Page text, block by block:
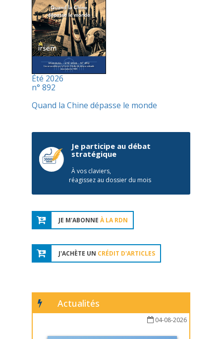
Été 2026
n° 892
Quand la Chine dépasse le monde
Je participe au débat
stratégique
À vos claviers,
réagissez au dossier du mois
JE M'ABONNE À LA RDN
J'ACHÈTE UN CRÉDIT D'ARTICLES
Actualités
04-08-2026